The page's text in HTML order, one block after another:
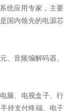
统应用专家，主要
国内领先的电源芯
、音频编解码器、
脑、电视盒子、行
持支付终端、电子